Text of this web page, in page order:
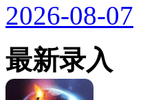
2026-08-07
最新录入